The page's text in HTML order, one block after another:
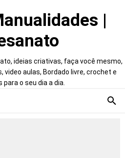
|
ideias criativas, faça você mesmo,
video aulas, Bordado livre, crochet e
o seu dia a dia.